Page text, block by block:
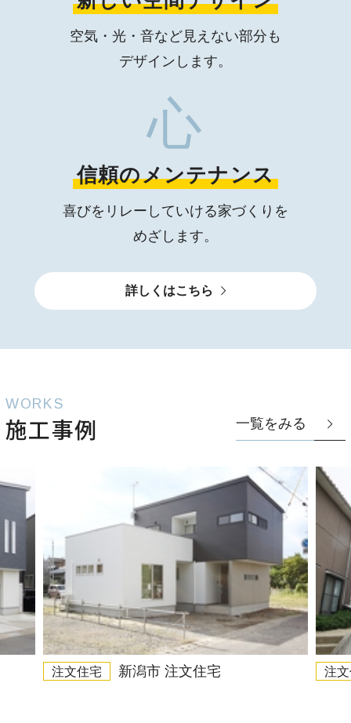
空気・光・音など見えない部分も
デザインします。
心
信頼のメンテナンス
喜びをリレーしていける家づくりを
めざします。
詳しくはこちら
WORKS
施工事例 一覧をみる
注文住宅 新潟市 注文住宅 注